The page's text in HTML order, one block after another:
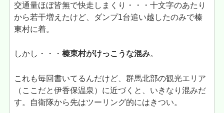
交通量ほぼ皆無で快走しまくり・・・十文字のあたり
から若干増えたけど、ダンプ1台追い越したのみで榛
東村に着。
しかし・・・榛東村がけっこうな混み。
これも毎回書いてるんだけど、群馬北部の観光エリア
（ここだと伊香保温泉）に近づくと、いきなり混みだ
す。自衛隊から先はツーリング的にはきつい。